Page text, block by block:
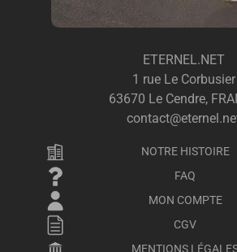
ETERNEL.NET
1 rue Le Corbusier
63670 Le Cendre,
NOTRE HISTOIRE
FAQ
MON COMPTE
CGV
MENTIONS